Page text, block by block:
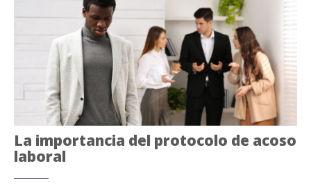
La importancia del protocolo de acoso
laboral